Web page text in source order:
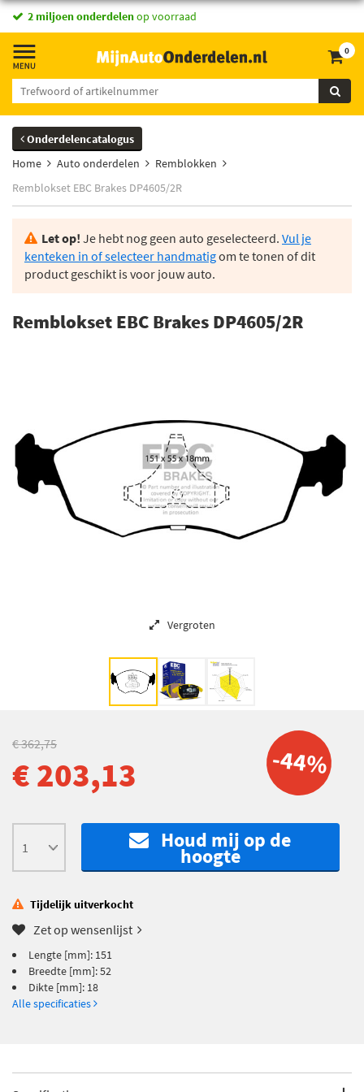
2 miljoen onderdelenop voorraad
0
Onderdelencatalogus
Home
Auto onderdelen
Remblokken
Remblokset EBC Brakes DP4605/2R
Let op! Je hebt nog geen auto geselecteerd. Vul je
kenteken in of selecteer handmatigom te tonen of dit
product geschikt is voor jouw auto.
Remblokset EBC Brakes DP4605/2R
Vergroten
-44%
€ 362,75
€ 203,13
Houd mij op de
hoogte
Tijdelijk uitverkocht
Zet op wensenlijst
Lengte [mm]: 151
Breedte [mm]: 52
Dikte [mm]: 18
Alle specificaties